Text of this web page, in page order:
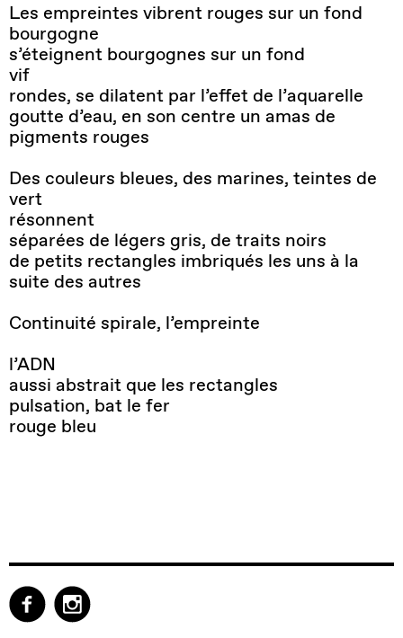
Les empreintes vibrent rouges sur un fond
bourgogne
s’éteignent bourgognes sur un fond
vif
rondes, se dilatent par l’effet de l’aquarelle
goutte d’eau, en son centre un amas de
pigments rouges
Des couleurs bleues, des marines, teintes de
vert
résonnent
séparées de légers gris, de traits noirs
de petits rectangles imbriqués les uns à la
suite des autres
Continuité spirale, l’empreinte
l’ADN
aussi abstrait que les rectangles
pulsation, bat le fer
rouge bleu